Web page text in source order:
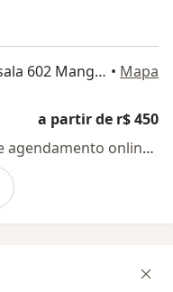
Avenida Afonso Pena, 4273, sala 602 Mangabeiras, Belo Horizonte • Mapa
a partir de r$ 450
Esse especialista não oferece agendamento online para esse endereço.